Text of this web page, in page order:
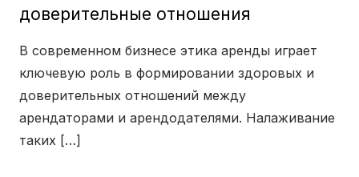
доверительные отношения
В современном бизнесе этика аренды играет
ключевую роль в формировании здоровых и
доверительных отношений между
арендаторами и арендодателями. Налаживание
таких […]